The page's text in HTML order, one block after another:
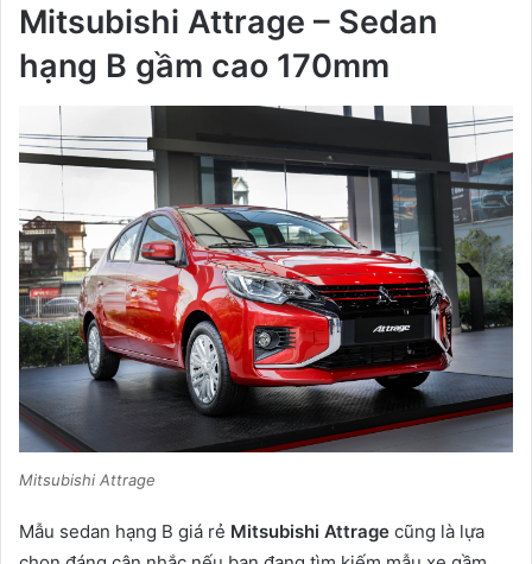
Mitsubishi Attrage – Sedan
hạng B gầm cao 170mm
Mitsubishi Attrage
Mẫu sedan hạng B giá rẻ Mitsubishi Attrage cũng là lựa